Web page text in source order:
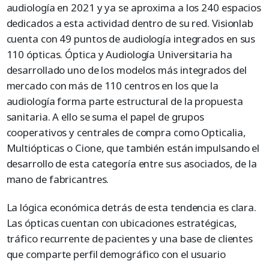
audiología en 2021 y ya se aproxima a los 240 espacios
dedicados a esta actividad dentro de su red. Visionlab
cuenta con 49 puntos de audiología integrados en sus
110 ópticas. Óptica y Audiología Universitaria ha
desarrollado uno de los modelos más integrados del
mercado con más de 110 centros en los que la
audiología forma parte estructural de la propuesta
sanitaria. A ello se suma el papel de grupos
cooperativos y centrales de compra como Opticalia,
Multiópticas o Cione, que también están impulsando el
desarrollo de esta categoría entre sus asociados, de la
mano de fabricantres.
La lógica económica detrás de esta tendencia es clara.
Las ópticas cuentan con ubicaciones estratégicas,
tráfico recurrente de pacientes y una base de clientes
que comparte perfil demográfico con el usuario